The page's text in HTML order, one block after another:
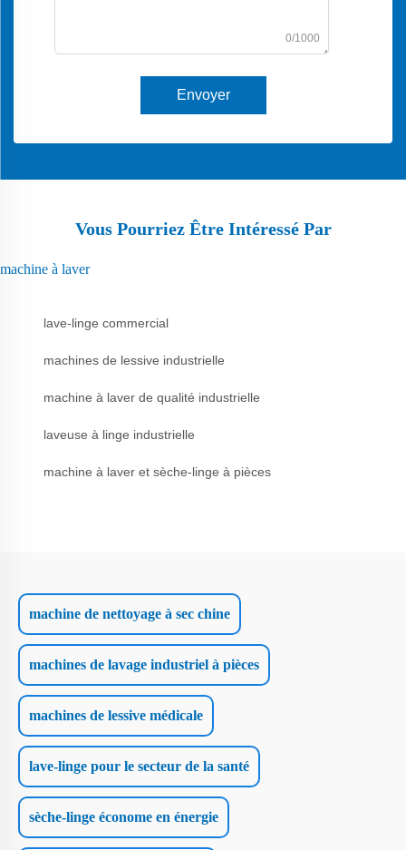
0/1000
Envoyer
Vous Pourriez Être Intéressé Par
machine à laver
lave-linge commercial
machines de lessive industrielle
machine à laver de qualité industrielle
laveuse à linge industrielle
machine à laver et sèche-linge à pièces
machine de nettoyage à sec chine
machines de lavage industriel à pièces
machines de lessive médicale
lave-linge pour le secteur de la santé
sèche-linge économe en énergie